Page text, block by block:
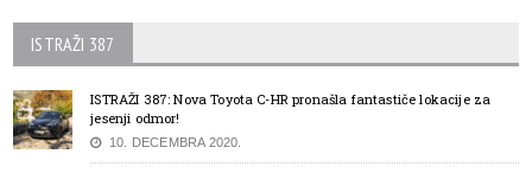
ISTRAŽI 387
ISTRAŽI 387: Nova Toyota C-HR pronašla fantastiče lokacije za
jesenji odmor!
10. DECEMBRA 2020.